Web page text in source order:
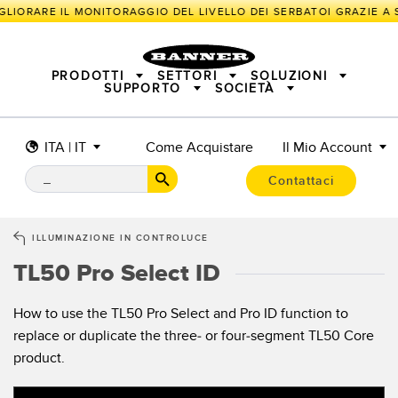
IL MONITORAGGIO DEL LIVELLO DEI SERBATOI GRAZIE
ITA | IT Come Acquistare Il Mio Account
Contattaci
PRODOTTI
SENSORI
SOLUZIONI DI MISURA
ILLUMINATORI E INDICATORI
SICUREZZA DELLE MACCHINE
INDUSTRIALE
CONNECTIVITY
ACCESSORI
SOFTWARE
TECNOLOGIE
SETTORI SOLUZIONI
IIOT E LA FABBRICA INTELLIGENTE
SENSORI INTELLIGENTI
PROTEZIONE DI MACCHINARI
ILLUMINAZIONE INDUSTRIALE
MISURAZIONE E ISPEZIONE
RILEVAMENTO VEICOLI
MANUTENZIONE PREDITTIVA
SUPPORTO SOCIETÀ
ILLUMINAZIONE IN CONTROLUCE
TL50 Pro Select ID
How to use the TL50 Pro Select and Pro ID function to
replace or duplicate the three- or four-segment TL50 Core
product.